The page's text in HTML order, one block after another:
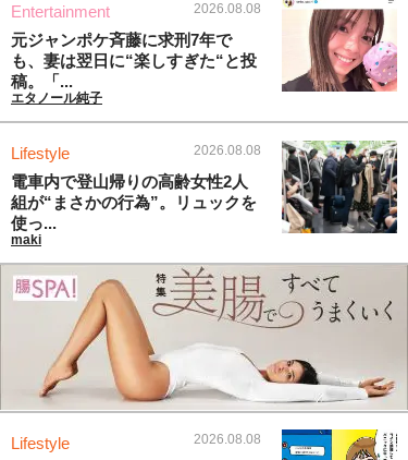
Entertainment 2026.08.08
元ジャンポケ斉藤に求刑7年で
も、妻は翌日に“楽しすぎた“と投
稿。「...
エタノール純子
Lifestyle 2026.08.08
電車内で登山帰りの高齢女性2人
組が“まさかの行為”。リュックを
使っ...
maki
Lifestyle 2026.08.08